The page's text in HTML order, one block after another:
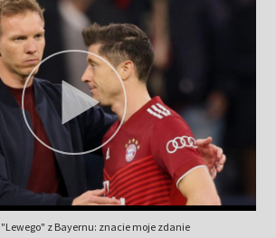
z Bayernu: znacie moje zdanie